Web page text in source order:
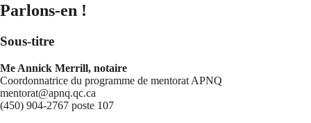
Parlons-en !
Sous-titre
Me Annick Merrill, notaire
Coordonnatrice du programme de mentorat APNQ
mentorat@apnq.qc.ca
(450) 904-2767 poste 107